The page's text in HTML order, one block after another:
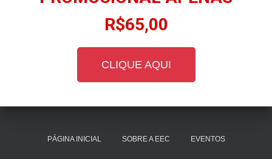
R$65,00
CLIQUE AQUI
PÁGINA INICIAL SOBRE A EEC EVENTOS